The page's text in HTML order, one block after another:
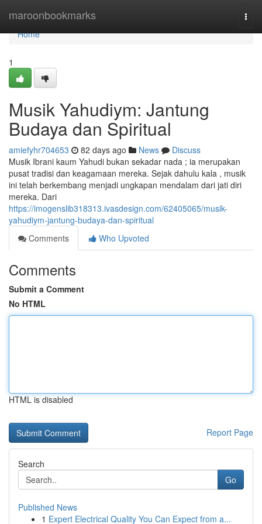
maroonbookmarks
Home
Home
1
Musik Yahudiym: Jantung
Budaya dan Spiritual
amiefyhr704653 82 days ago News
Discuss
Musik Ibrani kaum Yahudi bukan sekadar nada ; ia merupakan
pusat tradisi dan keagamaan mereka. Sejak dahulu kala , musik
ini telah berkembang menjadi ungkapan mendalam dari jati diri
mereka. Dari
https://imogenslib318313.ivasdesign.com/62405065/musik-
yahudiym-jantung-budaya-dan-spiritual
Comments
Who Upvoted
Comments
Submit a Comment
No HTML
HTML is disabled
Report Page
Search
Go
Published News
1 Expert Electrical Quality You Can Expect from a...